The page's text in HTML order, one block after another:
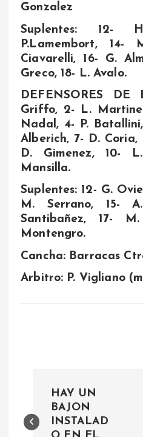
Gonzalez
Suplentes: 12-
P.Lamembort, 14-
Ciavarelli, 16- G.
Greco, 18- L. Avalo.
DEFENSORES DE
Griffo, 2- L.
Nadal, 4- P.
Alberich, 7- D. Coria,
D. Gimenez, 10-
Mansilla.
Suplentes: 12- G.
M. Serrano, 15-
Santibañez, 17-
Montengro.
Cancha: Barracas
Arbitro: P. Vigliano
a
HAY UN
BAJON
INSTALAD